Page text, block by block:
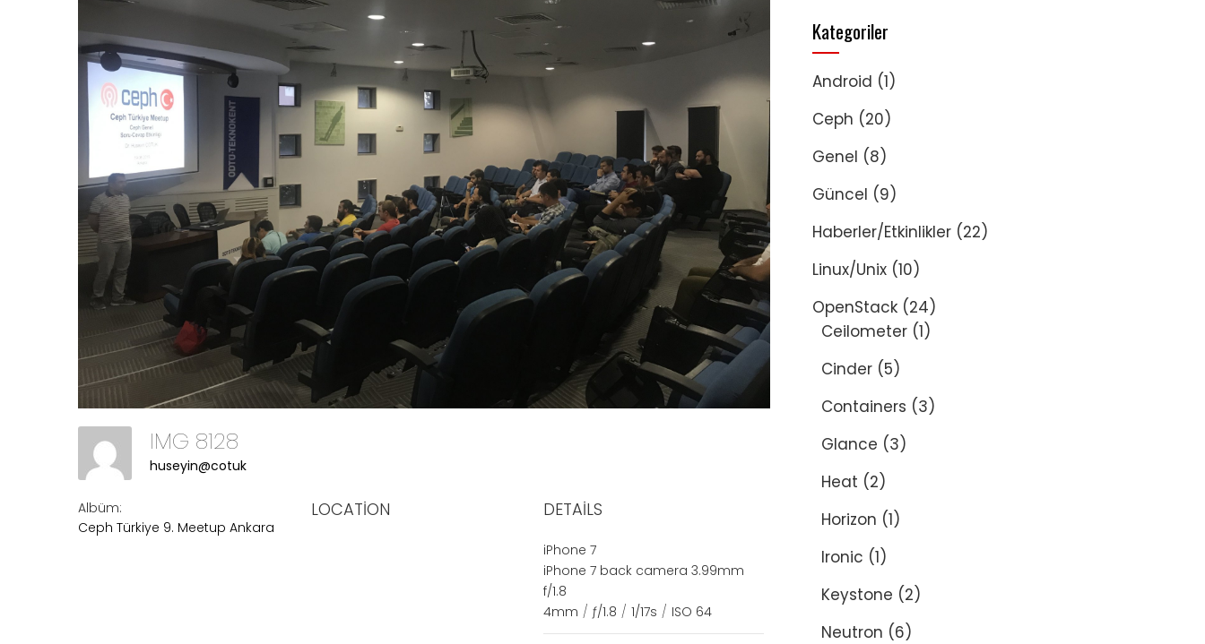
IMG 8128
huseyin@cotuk
Albüm:
Ceph Türkiye 9. Meetup Ankara
LOCATION DETAILS
iPhone 7
iPhone 7 back camera 3.99mm
f/1.8
4mm / ƒ/1.8 / 1/17s / ISO 64
Kategoriler
Android (1)
Ceph (20)
Genel (8)
Güncel (9)
Haberler/Etkinlikler (22)
Linux/Unix (10)
OpenStack (24)
Ceilometer (1)
Cinder (5)
Containers (3)
Glance (3)
Heat (2)
Horizon (1)
Ironic (1)
Keystone (2)
Neutron (6)